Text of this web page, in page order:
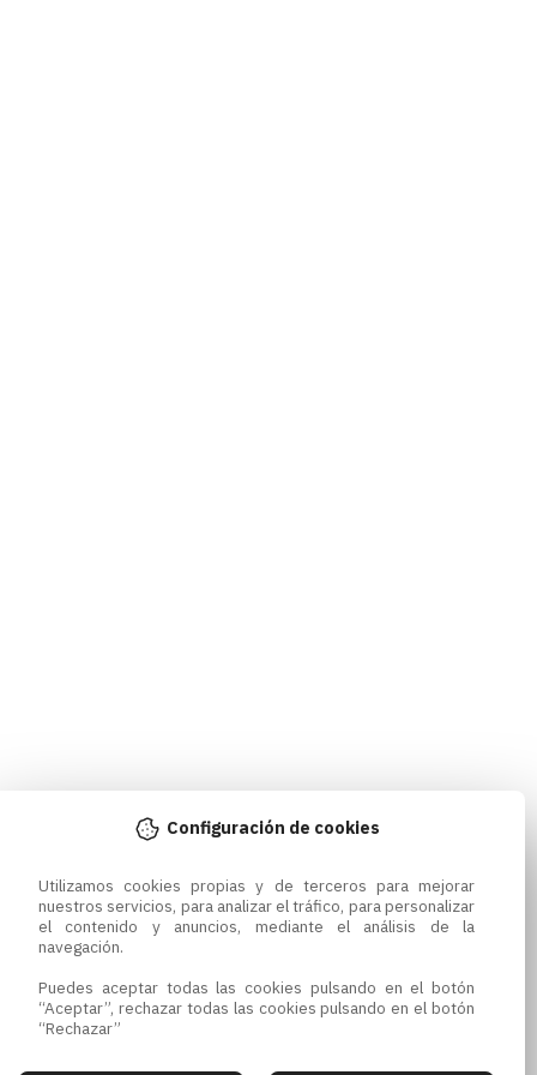
Configuración de cookies
Utilizamos cookies propias y de terceros para mejorar
nuestros servicios, para analizar el tráfico, para personalizar
el contenido y anuncios, mediante el análisis de la
navegación.
Puedes aceptar todas las cookies pulsando en el botón
“Aceptar”, rechazar todas las cookies pulsando en el botón
“Rechazar”